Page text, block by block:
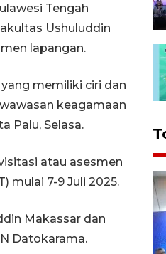
Tengah
Ushuluddin
lapangan.
memiliki ciri dan
keagamaan
Palu, Selasa.
atau asesmen
mulai 7-9 Juli 2025.
Makassar dan
Datokarama.